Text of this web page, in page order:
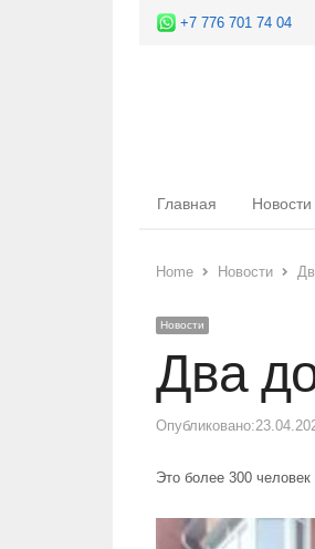
+7 776 701 74 04
Главная Новости
Home
Новости
Новости
Два
Опубликовано:
Это более 300 человек